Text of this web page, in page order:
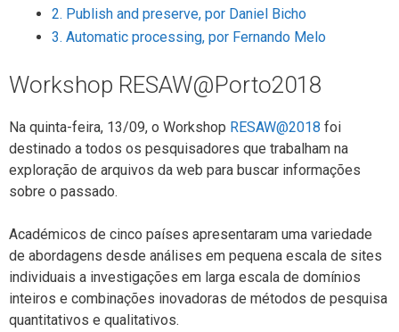
2. Publish and preserve, por Daniel Bicho
3. Automatic processing, por Fernando Melo
Workshop RESAW@Porto2018
Na quinta-feira, 13/09, o Workshop RESAW@2018 foi
destinado a todos os pesquisadores que trabalham na
exploração de arquivos da web para buscar informações
sobre o passado.
Académicos de cinco países apresentaram uma variedade
de abordagens desde análises em pequena escala de sites
individuais a investigações em larga escala de domínios
inteiros e combinações inovadoras de métodos de pesquisa
quantitativos e qualitativos.